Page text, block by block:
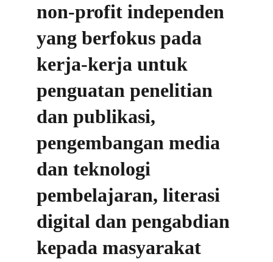
non-profit independen
yang berfokus pada
kerja-kerja untuk
penguatan penelitian
dan publikasi,
pengembangan media
dan teknologi
pembelajaran, literasi
digital dan pengabdian
kepada masyarakat